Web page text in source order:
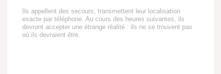
Ils appellent des secours, transmettent leur localisation
exacte par téléphone. Au cours des heures suivantes, ils
devront accepter une étrange réalité : ils ne se trouvent pas
où ils devraient être.